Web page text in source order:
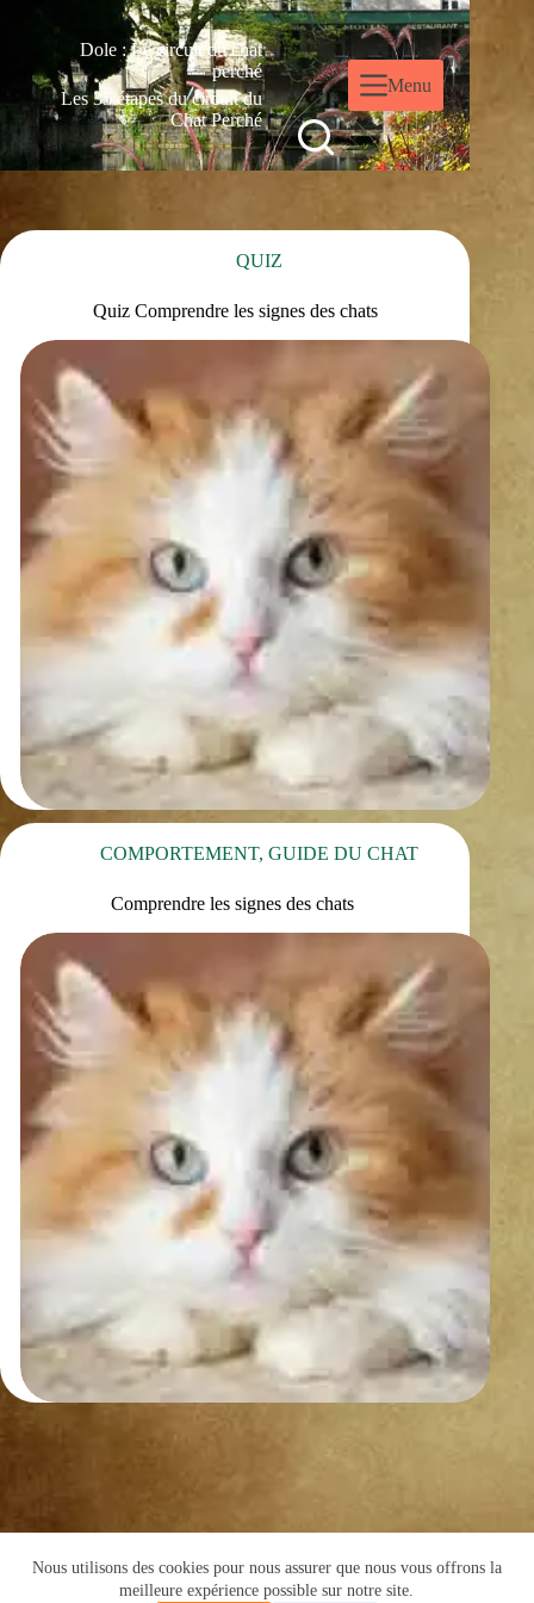
Nous utilisons des cookies pour nous assurer que nous vous offrons la
meilleure expérience possible sur notre site.
Dole : Le circuit du chat
perché
Les 35 étapes du circuit du
Chat Perché
Menu
QUIZ
Quiz Comprendre les signes des chats
COMPORTEMENT, GUIDE DU CHAT
Comprendre les signes des chats
Copyright © 2016 -Cyril de Grivel PLAN DU SITE